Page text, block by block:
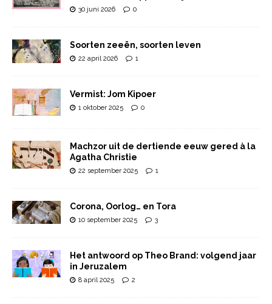
30 juni 2026 0
Soorten zeeën, soorten leven
22 april 2026 1
Vermist: Jom Kipoer
1 oktober 2025 0
Machzor uit de dertiende eeuw gered à la
Agatha Christie
22 september 2025 1
Corona, Oorlog… en Tora
10 september 2025 3
Het antwoord op Theo Brand: volgend jaar
in Jeruzalem
8 april 2025 2